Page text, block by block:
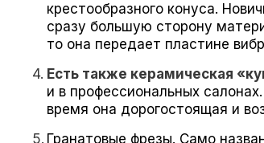
крестообразного конуса.
сразу большую сторону
то она передает пластине
Есть также керамическая
и в профессиональных
время она дорогостоящая и
Гранатовые фрезы. Само